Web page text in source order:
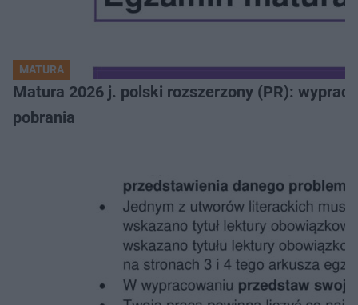
MATURA
Matura 2026 j. polski rozszerzony (PR):
pobrania